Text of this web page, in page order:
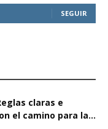
SEGUIR
claras e
el camino para la...